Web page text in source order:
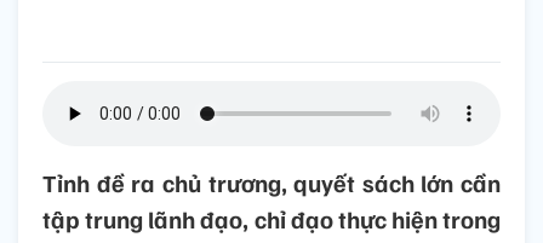
Tỉnh đề ra chủ trương, quyết sách lớn cần
tập trung lãnh đạo, chỉ đạo thực hiện trong